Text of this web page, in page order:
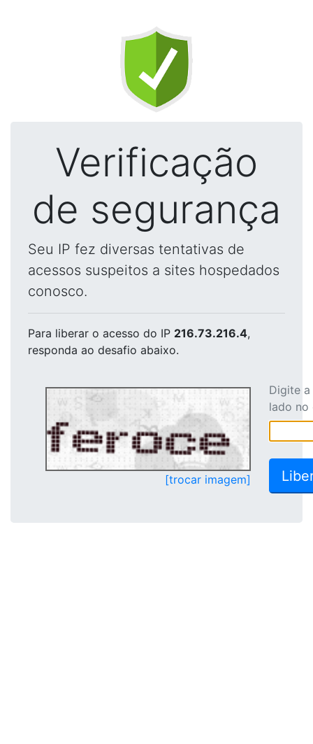
Verificação
de segurança
Seu IP fez diversas tentativas de
acessos suspeitos a sites hospedados
conosco.
Para liberar o acesso do IP 216.73.216.4,
responda ao desafio abaixo.
[trocar imagem]
Digite
lado no